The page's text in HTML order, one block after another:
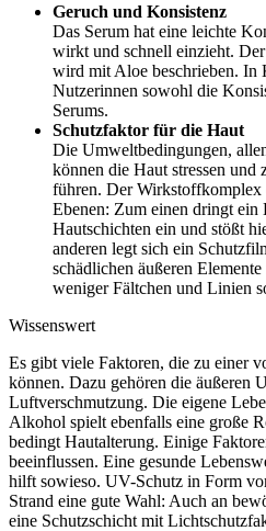
Geruch und Konsistenz
Das Serum hat eine leichte
wirkt und schnell einzieht.
wird mit Aloe beschrieben. In
Nutzerinnen sowohl die
Serums.
Schutzfaktor für die Haut
Die Umweltbedingungen,
können die Haut stressen
führen. Der Wirkstoffkomplex
Ebenen: Zum einen dringt
Hautschichten ein und stößt
anderen legt sich ein
schädlichen äußeren
weniger Fältchen und Linien
Wissenswert
Es gibt viele Faktoren, die zu einer
können. Dazu gehören die äußeren
Luftverschmutzung. Die eigene
Alkohol spielt ebenfalls eine große
bedingt Hautalterung. Einige
beeinflussen. Eine gesunde
hilft sowieso. UV-Schutz in Form
Strand eine gute Wahl: Auch an
eine Schutzschicht mit